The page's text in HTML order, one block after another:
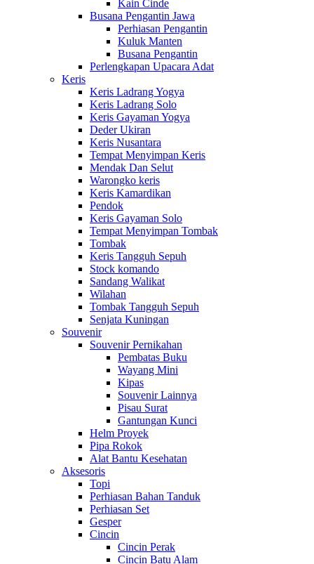
Kain Cinde
Busana Pengantin Jawa
Perhiasan Pengantin
Kuluk Manten
Busana Pengantin
Perlengkapan Upacara Adat
Keris
Keris Ladrang Yogya
Keris Ladrang Solo
Keris Gayaman Yogya
Deder Ukiran
Keris Nusantara
Tempat Menyimpan Keris
Mendak Dan Selut
Warongko keris
Keris Kamardikan
Pendok
Keris Gayaman Solo
Tempat Menyimpan Tombak
Tombak
Keris Tangguh Sepuh
Stock komando
Sandang Walikat
Wilahan
Tombak Tangguh Sepuh
Senjata Kuningan
Souvenir
Souvenir Pernikahan
Pembatas Buku
Wayang Mini
Kipas
Souvenir Lainnya
Pisau Surat
Gantungan Kunci
Helm Proyek
Pipa Rokok
Alat Bantu Kesehatan
Aksesoris
Topi
Perhiasan Bahan Tanduk
Perhiasan Set
Gesper
Cincin
Cincin Perak
Cincin Batu Alam